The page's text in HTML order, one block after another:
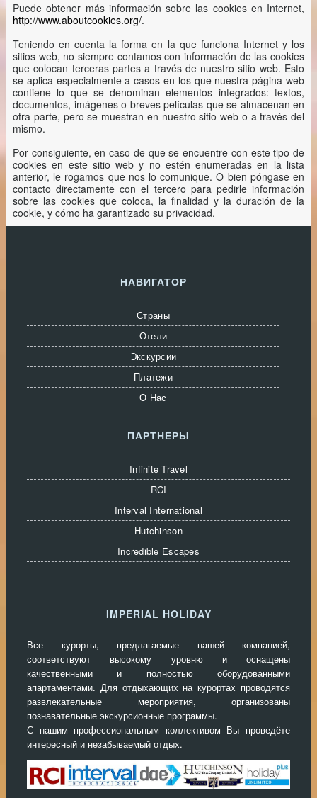
Puede obtener más información sobre las cookies en Internet,
http://www.aboutcookies.org/.
Teniendo en cuenta la forma en la que funciona Internet y los
sitios web, no siempre contamos con información de las cookies
que colocan terceras partes a través de nuestro sitio web. Esto
se aplica especialmente a casos en los que nuestra página web
contiene lo que se denominan elementos integrados: textos,
documentos, imágenes o breves películas que se almacenan en
otra parte, pero se muestran en nuestro sitio web o a través del
mismo.
Por consiguiente, en caso de que se encuentre con este tipo de
cookies en este sitio web y no estén enumeradas en la lista
anterior, le rogamos que nos lo comunique. O bien póngase en
contacto directamente con el tercero para pedirle información
sobre las cookies que coloca, la finalidad y la duración de la
cookie, y cómo ha garantizado su privacidad.
НАВИГАТОР
Страны
Отели
Экскурсии
Платежи
О Нас
ПАРТНЕРЫ
Infinite Travel
RCI
Interval International
Hutchinson
Incredible Escapes
IMPERIAL HOLIDAY
Все курорты, предлагаемые нашей компанией,
соответствуют высокому уровню и оснащены
качественными и полностью оборудованными
апартаментами. Для отдыхающих на курортах проводятся
развлекательные мероприятия, организованы
познавательные экскурсионные программы.
С нашим профессиональным коллективом Вы проведёте
интересный и незабываемый отдых.